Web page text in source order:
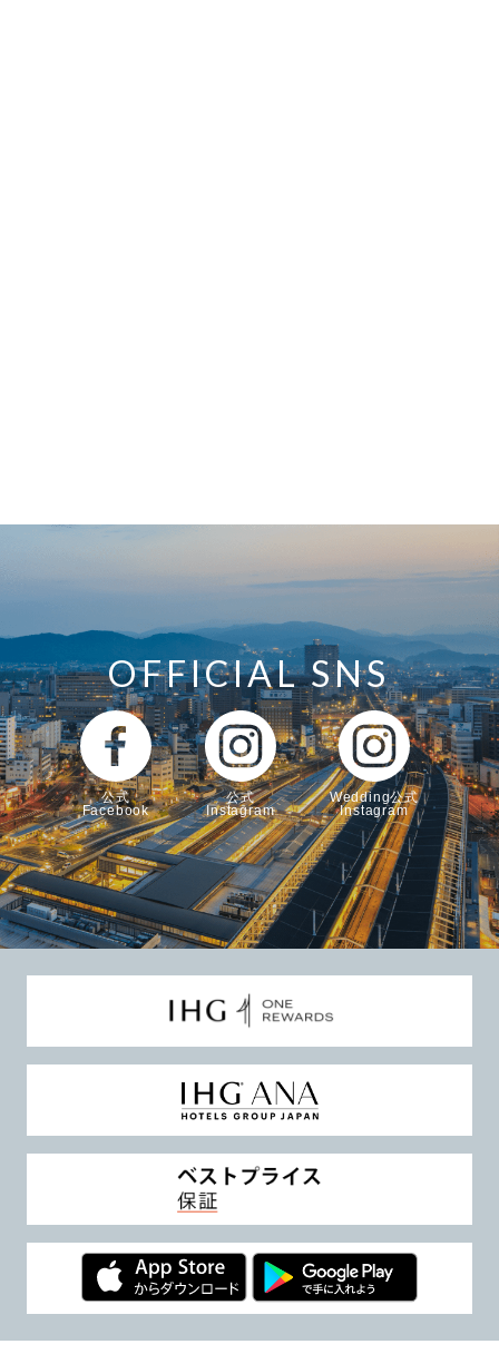
OFFICIAL SNS
公式
Facebook
公式
Instagram
Wedding公式
Instagram